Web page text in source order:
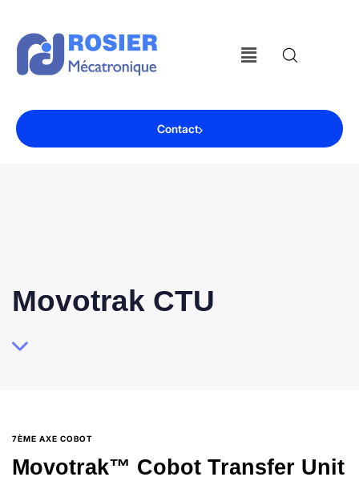
Contact
Movotrak CTU
7ÈME AXE COBOT
Movotrak™ Cobot Transfer Unit